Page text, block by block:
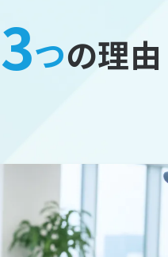
3つの理由